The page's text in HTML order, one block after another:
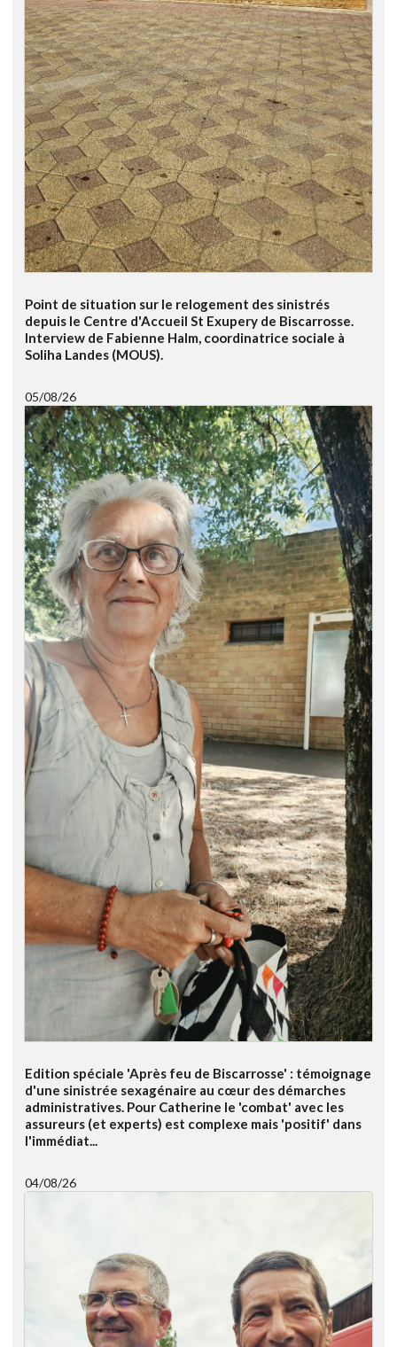
Point de situation sur le relogement des sinistrés
depuis le Centre d'Accueil St Exupery de Biscarrosse.
Interview de Fabienne Halm, coordinatrice sociale à
Soliha Landes (MOUS).
05/08/26
Edition spéciale 'Après feu de Biscarrosse' : témoignage
d'une sinistrée sexagénaire au cœur des démarches
administratives. Pour Catherine le 'combat' avec les
assureurs (et experts) est complexe mais 'positif' dans
l'immédiat...
04/08/26